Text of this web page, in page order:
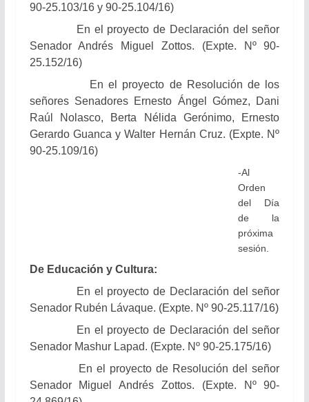
90-25.103/16 y 90-25.104/16)
En el proyecto de Declaración del señor
Senador Andrés Miguel Zottos. (Expte. Nº 90-
25.152/16)
En el proyecto de Resolución de los
señores Senadores Ernesto Ángel Gómez, Dani
Raúl Nolasco, Berta Nélida Gerónimo, Ernesto
Gerardo Guanca y Walter Hernán Cruz. (Expte. Nº
90-25.109/16)
-Al
Orden
del Día
de la
próxima
sesión.
De Educación y Cultura:
En el proyecto de Declaración del señor
Senador Rubén Lávaque. (Expte. Nº 90-25.117/16)
En el proyecto de Declaración delseñor
Senador Mashur Lapad. (Expte. Nº 90-25.175/16)
En el proyecto de Resolución del señor
Senador Miguel Andrés Zottos. (Expte. Nº 90-